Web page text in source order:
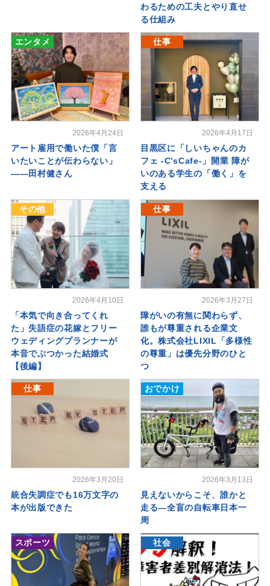
わるための工夫とやり直せ
る仕組み
エンタメ
2026年4月24日
アート雇用で働いた僕「言
いたいことが伝わらない」
――田村健さん
仕事
2026年4月17日
目黒区に「しいちゃんのカ
フェ -C’sCafe-」開業 障が
いのある学生の「働く」を
支える
その他
2026年4月10日
「本気で向き合ってくれ
た」失語症の花嫁とフリー
ウェディングプランナーが
本音でぶつかった結婚式
【後編】
仕事
2026年3月27日
障がいの有無に関わらず、
誰もが尊重される企業文
化。株式会社LIXIL「多様性
の尊重」は優先分野のひと
つ
仕事
2026年3月20日
統合失調症でも16万文字の
本が出版できた
おでかけ
2026年3月13日
見えないからこそ、誰かと
走る―全盲の自転車日本一
周
スポーツ 社会